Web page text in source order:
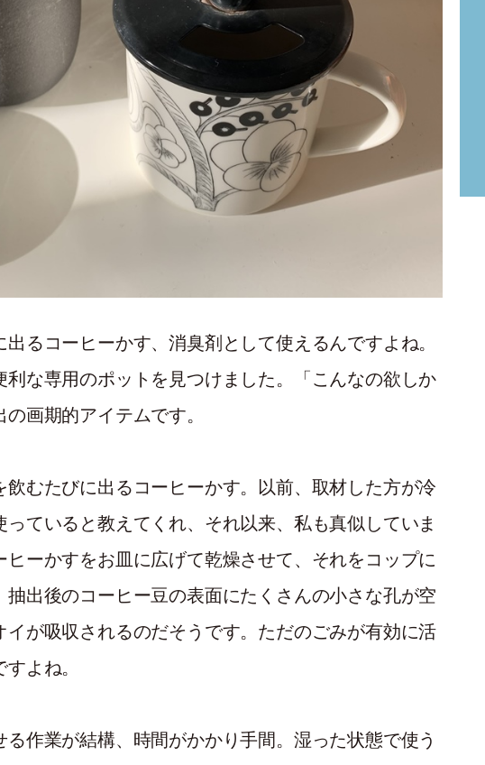
るコーヒーかす、消臭剤として使えるんですよね。
利な専用のポットを見つけました。「こんなの欲しか
画期的アイテムです。
飲むたびに出るコーヒーかす。以前、取材した方が冷
ていると教えてくれ、それ以来、私も真似していま
ヒーかすをお皿に広げて乾燥させて、それをコップに
出後のコーヒー豆の表面にたくさんの小さな孔が空
イが吸収されるのだそうです。ただのごみが有効に活
よね。
作業が結構、時間がかかり手間。湿った状態で使う